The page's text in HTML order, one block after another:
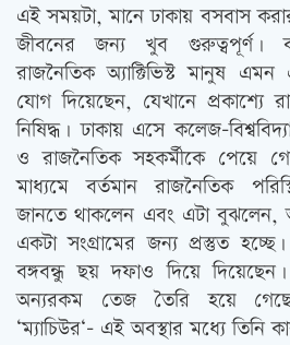
এই সময়টা, মানে ঢাকায় বসবাস
জীবনের জন্য খুব গুরুত্বপূর্ণ।
রাজনৈতিক অ্যাক্টিভিস্ট মানুষ
যোগ দিয়েছেন, যেখানে প্রকাশ্যে
নিষিদ্ধ। ঢাকায় এসে কলেজ-
ও রাজনৈতিক সহকর্মীকে পেয়ে
মাধ্যমে বর্তমান রাজনৈতিক
জানতে থাকলেন এবং এটা বুঝলেন,
একটা সংগ্রামের জন্য প্রস্তুত
বঙ্গবন্ধু ছয় দফাও দিয়ে
অন্যরকম তেজ তৈরি হয়ে
‘ম্যাচিউর‘- এই অবস্থার মধ্যে তিনি